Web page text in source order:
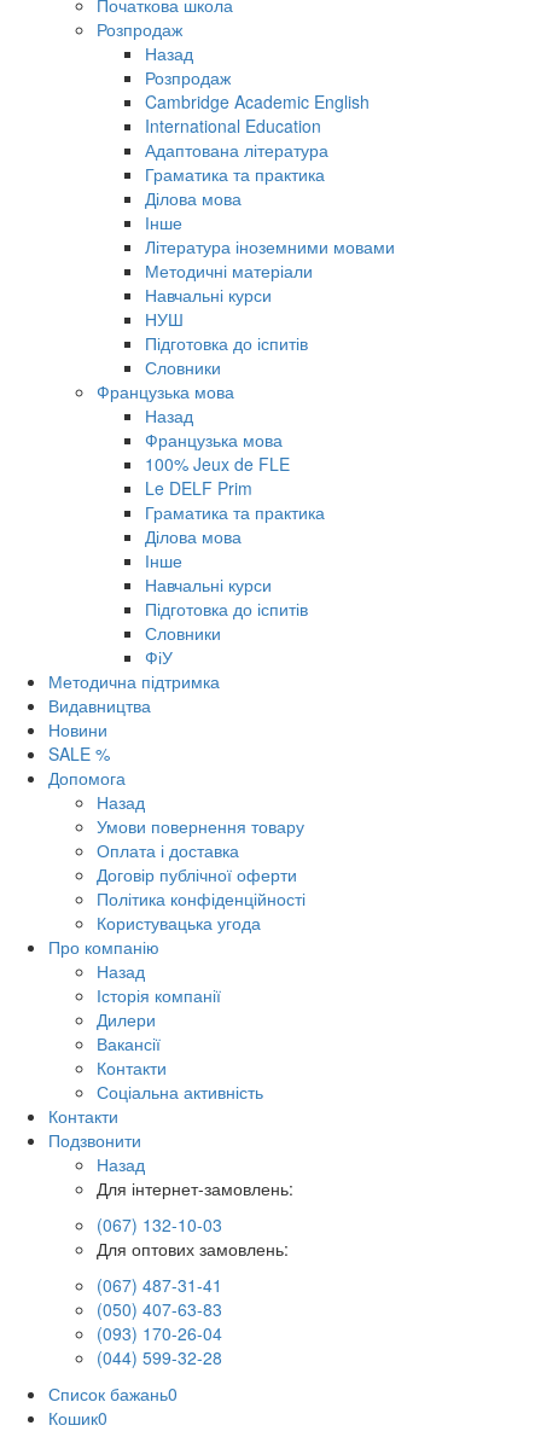
Початкова школа
Розпродаж
Назад
Розпродаж
Cambridge Academic English
International Education
Адаптована література
Граматика та практика
Ділова мова
Інше
Література іноземними мовами
Методичні матеріали
Навчальні курси
НУШ
Підготовка до іспитів
Словники
Французька мова
Назад
Французька мова
100% Jeux de FLE
Le DELF Prim
Граматика та практика
Ділова мова
Інше
Навчальні курси
Підготовка до іспитів
Словники
ФіУ
Методична підтримка
Видавництва
Новини
SALE %
Допомога
Назад
Умови повернення товару
Оплата і доставка
Договір публічної оферти
Політика конфіденційності
Користувацька угода
Про компанію
Назад
Історія компанії
Дилери
Вакансії
Контакти
Соціальна активність
Контакти
Подзвонити
Назад
Для інтернет-замовлень:
(067) 132-10-03
Для оптових замовлень:
(067) 487-31-41
(050) 407-63-83
(093) 170-26-04
(044) 599-32-28
Список бажань0
Кошик0